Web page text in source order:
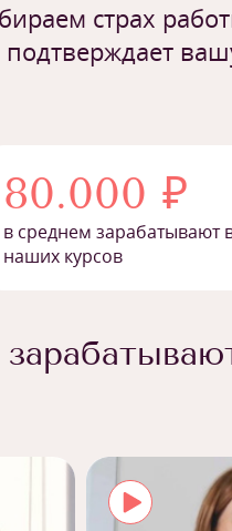
страх
80.000 ₽
в среднем зарабатывают
наших курсов